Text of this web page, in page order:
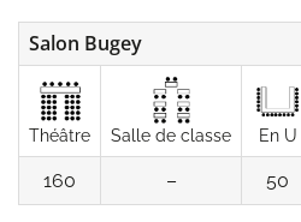
Salon Bugey
Théâtre Salle de classe En U
160 – 50